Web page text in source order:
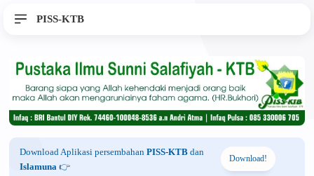
PISS-KTB
Download Aplikasi persembahan PISS-KTB dan
Islamuna 👉
Download!